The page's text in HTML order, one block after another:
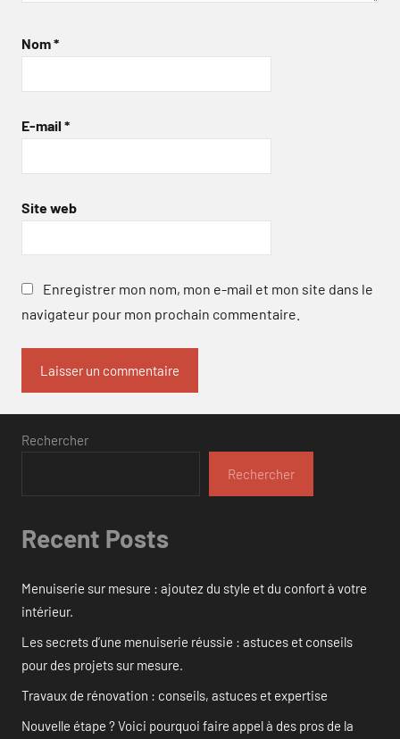
Nom*
E-mail *
Site web
Enregistrer mon nom, mon e-mail et mon site dans le
navigateur pour mon prochain commentaire.
Rechercher
Rechercher
Recent Posts
Menuiserie sur mesure : ajoutez du style et du confort à votre
intérieur.
Les secrets d’une menuiserie réussie : astuces et conseils
pour des projets sur mesure.
Travaux de rénovation : conseils, astuces et expertise
Nouvelle étape ? Voici pourquoi faire appel à des pros de la